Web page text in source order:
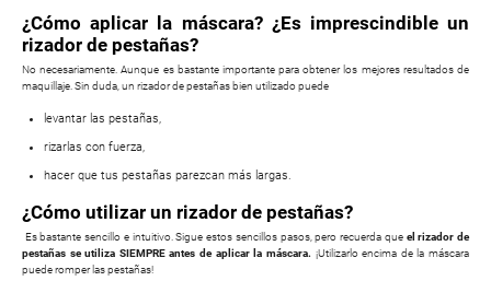
¿Cómo aplicar la máscara? ¿Es imprescindible un
rizador de pestañas?
No necesariamente. Aunque es bastante importante para obtener los mejores resultados de
maquillaje. Sin duda, un rizador de pestañas bien utilizado puede
levantar las pestañas,
rizarlas con fuerza,
hacer que tus pestañas parezcan más largas.
¿Cómo utilizar un rizador de pestañas?
Es bastante sencillo e intuitivo. Sigue estos sencillos pasos, pero recuerda que el rizador de
pestañas se utiliza SIEMPRE antes de aplicar la máscara. ¡Utilizarlo encima de la máscara
puede romper las pestañas!